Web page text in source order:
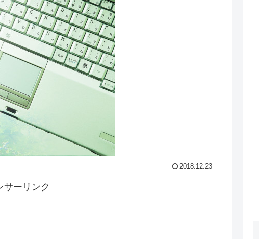
2018.12.23
サーリンク